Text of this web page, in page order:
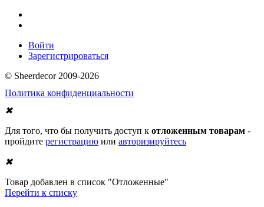
Войти
Зарегистрироваться
© Sheerdecor 2009-2026
Политика конфиденциальности
✖
Для того, что бы получить доступ к отложенным товарам -
пройдите регистрацию или авторизируйтесь
✖
Товар добавлен в список "Отложенные"
Перейти к списку